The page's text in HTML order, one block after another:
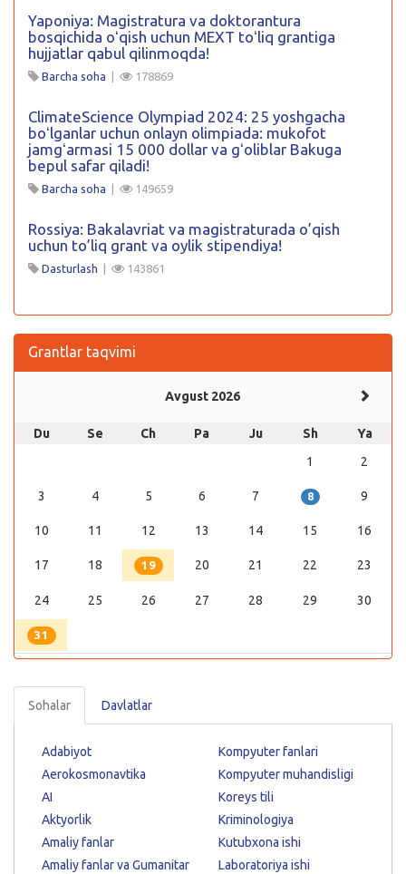
Yaponiya: Magistratura va doktorantura
bosqichida oʻqish uchun MEXT toʻliq grantiga
hujjatlar qabul qilinmoqda!
Barcha soha | 178869
ClimateScience Olympiad 2024: 25 yoshgacha
boʻlganlar uchun onlayn olimpiada: mukofot
jamgʻarmasi 15 000 dollar va gʻoliblar Bakuga
bepul safar qiladi!
Barcha soha | 149659
Rossiya: Bakalavriat va magistraturada o’qish
uchun to’liq grant va oylik stipendiya!
Dasturlash | 143861
Grantlar taqvimi
Avgust 2026
Du Se Ch Pa Ju Sh
Ya
1
2
3 4 5 6 7 8 9
10 11 12 13 14 15 16
17 18 19 20 21 22 23
24 25 26 27 28 29 30
31
Sohalar Davlatlar
Adabiyot
Aerokosmonavtika
AI
Aktyorlik
Amaliy fanlar
Amaliy fanlar va Gumanitar
Kompyuter fanlari
Kompyuter muhandisligi
Koreys tili
Kriminologiya
Kutubxona ishi
Laboratoriya ishi